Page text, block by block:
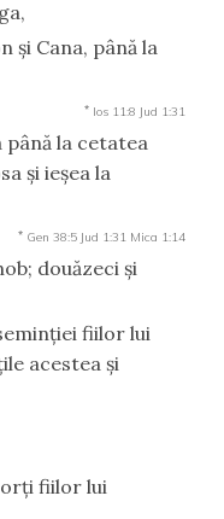
şi Cana, până la
* Ios 11:8 Jud 1:31
până la cetatea
şi ieşea la
* Gen 38:5 Jud 1:31 Mica 1:14
douăzeci şi
fiilor lui
acestea şi
fiilor lui